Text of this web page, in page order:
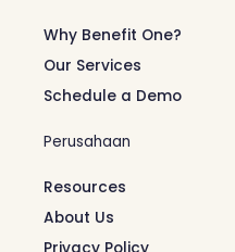
Why Benefit One?
Our Services
Schedule a Demo
Perusahaan
Resources
About Us